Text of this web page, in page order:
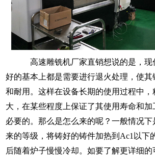
高速雕铣机厂家直销想说的是，现
好的基本上都是需要进行退火处理，使
和耐用。这样在设备长期的使用过程中，
大，在某些程度上保证了其使用寿命和
必要的。那么是怎么来的呢？一般情况下
来的等级，将铸好的铸件加热到 Ac1以下
后随着炉子慢慢冷却。如要了解更详细